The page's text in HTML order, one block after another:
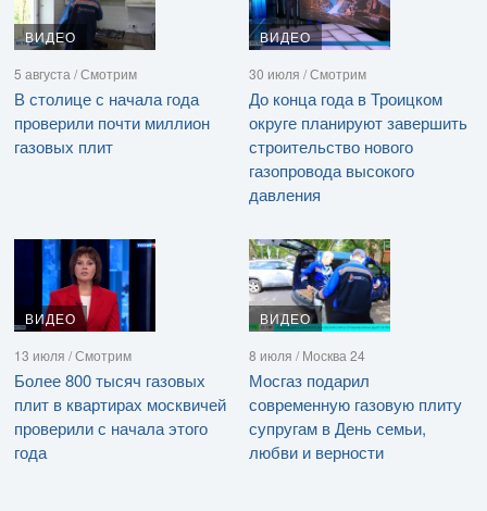
ВИДЕО
5 августа / Смотрим
В столице с начала года
проверили почти миллион
газовых плит
ВИДЕО
30 июля / Смотрим
До конца года в Троицком
округе планируют завершить
строительство нового
газопровода высокого
давления
ВИДЕО
13 июля / Смотрим
Более 800 тысяч газовых
плит в квартирах москвичей
проверили с начала этого
года
ВИДЕО
8 июля / Москва 24
Мосгаз подарил
современную газовую плиту
супругам в День семьи,
любви и верности